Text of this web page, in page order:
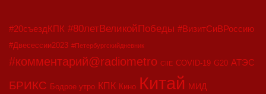
#20съездКПК #80летВеликойПобеды #ВизитСиВРоссию
#Двесессии2023 #Петербургскийдневник
#комментарий@radiometro CIIE COVID-19 G20 АТЭС
БРИКС Бодрое утро КПК Кино Китай МИД